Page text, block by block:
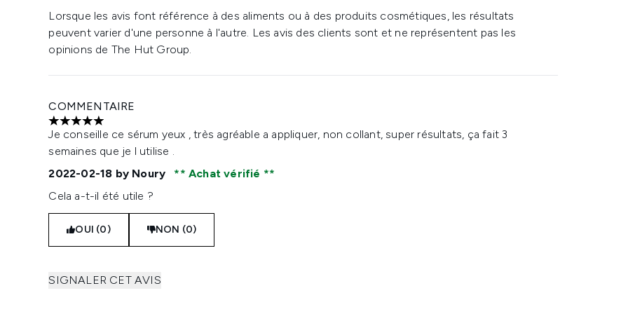
Lorsque les avis font référence à des aliments ou à des produits cosmétiques, les résultats
peuvent varier d'une personne à l'autre. Les avis des clients sont et ne représentent pas les
opinions de The Hut Group.
COMMENTAIRE
5 étoiles sur un maximum de 5
Je conseille ce sérum yeux , très agréable a appliquer, non collant, super résultats, ça fait 3
semaines que je l utilise .
2022-02-18 by Noury
Achat vérifié
Cela a-t-il été utile ?
OUI (0) NON (0)
SIGNALER CET AVIS